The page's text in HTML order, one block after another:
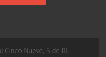
Cinco Nueve, S de RL